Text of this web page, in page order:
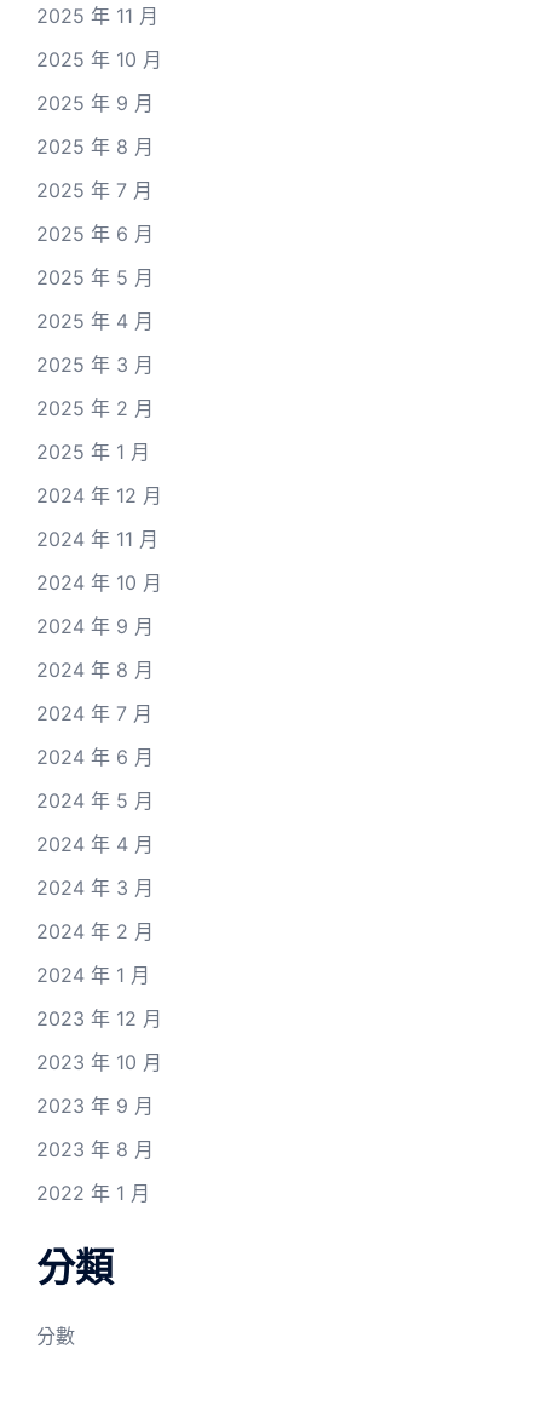
2025 年 11 月
2025 年 10 月
2025 年 9 月
2025 年 8 月
2025 年 7 月
2025 年 6 月
2025 年 5 月
2025 年 4 月
2025 年 3 月
2025 年 2 月
2025 年 1 月
2024 年 12 月
2024 年 11 月
2024 年 10 月
2024 年 9 月
2024 年 8 月
2024 年 7 月
2024 年 6 月
2024 年 5 月
2024 年 4 月
2024 年 3 月
2024 年 2 月
2024 年 1 月
2023 年 12 月
2023 年 10 月
2023 年 9 月
2023 年 8 月
2022 年 1 月
分類
分數